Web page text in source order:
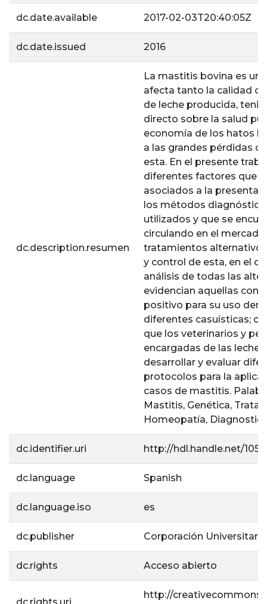
dc.date.available 2017-02-03T20:40:05Z
dc.date.issued 2016
dc.description.resumen
La mastitis bovina es
afecta tanto la calidad
de leche producida,
directo sobre la salud
economía de los hatos
a las grandes pérdidas
esta. En el presente
diferentes factores que
asociados a la
los métodos
utilizados y que se
circulando en el
tratamientos
y control de esta, en el
análisis de todas las
evidencian aquellas con
positivo para su uso
diferentes casuísticas;
que los veterinarios y
encargadas de las
desarrollar y evaluar
protocolos para la
casos de mastitis.
Mastitis, Genética,
Homeopatía,
dc.identifier.uri http://hdl.handle.net/
dc.language Spanish
dc.language.iso es
dc.publisher Corporación
dc.rights Acceso abierto
http://